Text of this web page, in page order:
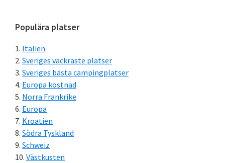
Primärt
sidofält
Populära platser
Italien
Sveriges vackraste platser
Sveriges bästa campingplatser
Europa kostnad
Norra Frankrike
Europa
Kroatien
Södra Tyskland
Schweiz
Västkusten